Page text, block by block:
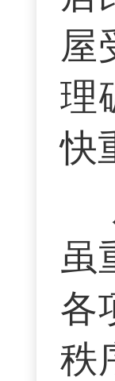
屋
理
快
虽
各
秩